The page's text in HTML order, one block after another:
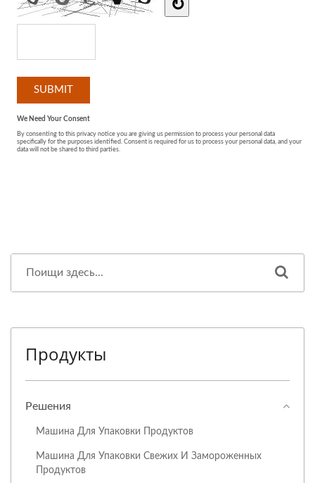
Продукты
Решения
Машина Для Упаковки Продуктов
Машина Для Упаковки Свежих И Замороженных
Продуктов